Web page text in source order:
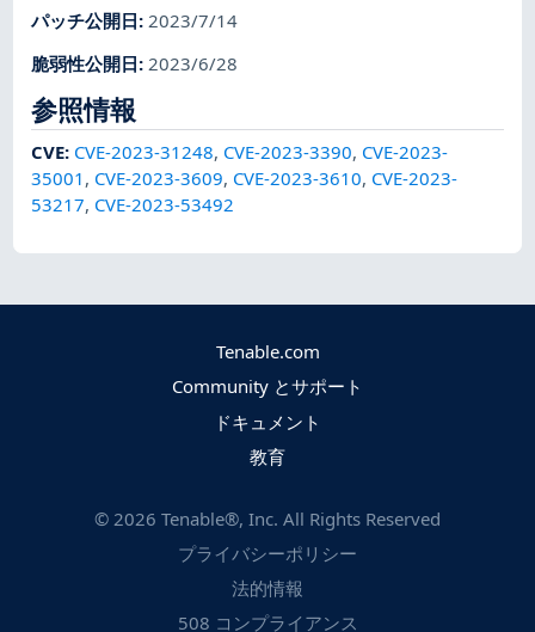
パッチ公開日:2023/7/14
脆弱性公開日:2023/6/28
参照情報
CVE: CVE-2023-31248, CVE-2023-3390, CVE-2023-
35001 , CVE-2023-3609, CVE-2023-3610, CVE-2023-
53217, CVE-2023-53492
Tenable.com
Community とサポート
ドキュメント
教育
© 2026 Tenable®, Inc. All Rights Reserved
プライバシーポリシー
法的情報
508 コンプライアンス